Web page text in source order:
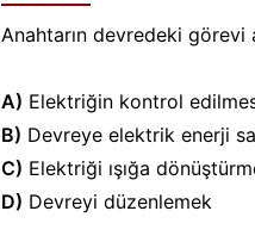
Anahtarın devredeki görevi
A) Elektriğin kontrol
B) Devreye elektrik enerji
C) Elektriği ışığa
D) Devreyi düzenlemek